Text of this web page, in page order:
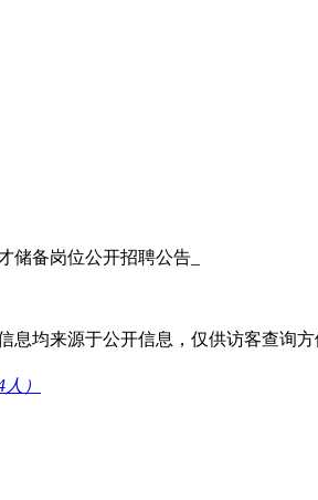
备岗位公开招聘公告_
均来源于公开信息，仅供访客查询
）